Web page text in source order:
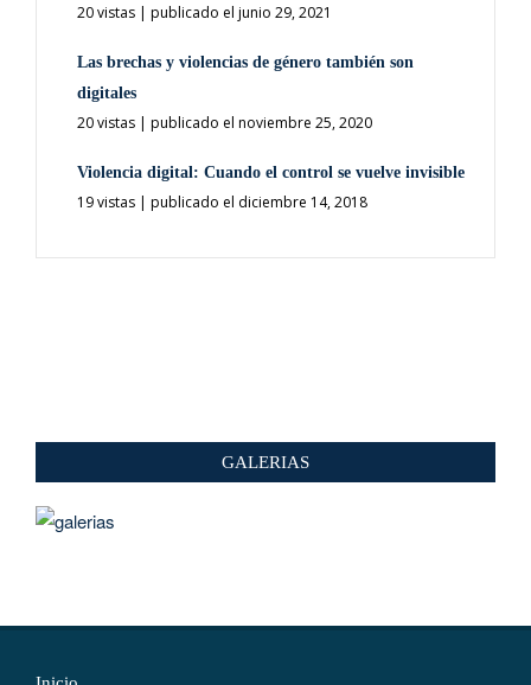
20 vistas | publicado el junio 29, 2021
Las brechas y violencias de género también son
digitales
20 vistas | publicado el noviembre 25, 2020
Violencia digital: Cuando el control se vuelve invisible
19 vistas | publicado el diciembre 14, 2018
GALERIAS